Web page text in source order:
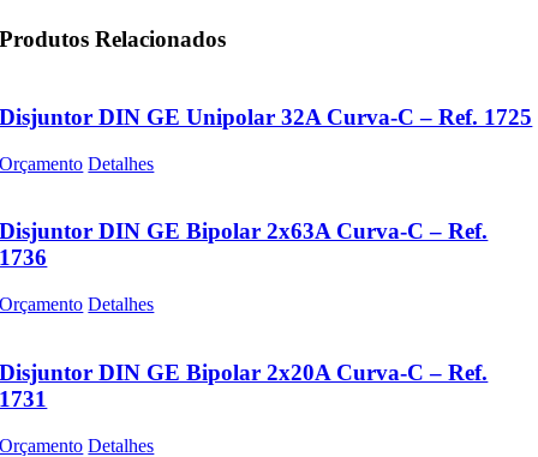
Produtos Relacionados
Disjuntor DIN GE Unipolar 32A Curva-C – Ref. 1725
Orçamento Detalhes
Disjuntor DIN GE Bipolar 2x63A Curva-C – Ref.
1736
Orçamento Detalhes
Disjuntor DIN GE Bipolar 2x20A Curva-C – Ref.
1731
Orçamento Detalhes